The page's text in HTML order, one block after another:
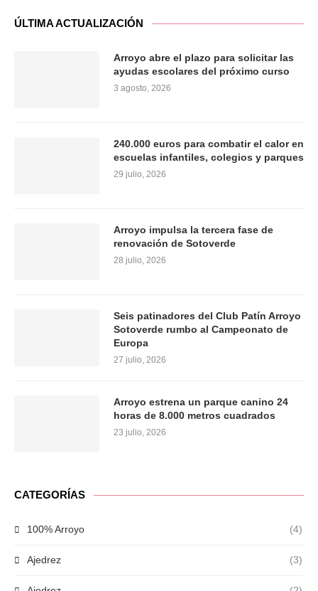
ÚLTIMA ACTUALIZACIÓN
Arroyo abre el plazo para solicitar las
ayudas escolares del próximo curso
3 agosto, 2026
240.000 euros para combatir el calor en
escuelas infantiles, colegios y parques
29 julio, 2026
Arroyo impulsa la tercera fase de
renovación de Sotoverde
28 julio, 2026
Seis patinadores del Club Patín Arroyo
Sotoverde rumbo al Campeonato de
Europa
27 julio, 2026
Arroyo estrena un parque canino 24
horas de 8.000 metros cuadrados
23 julio, 2026
CATEGORÍAS
100% Arroyo (4)
Ajedrez (3)